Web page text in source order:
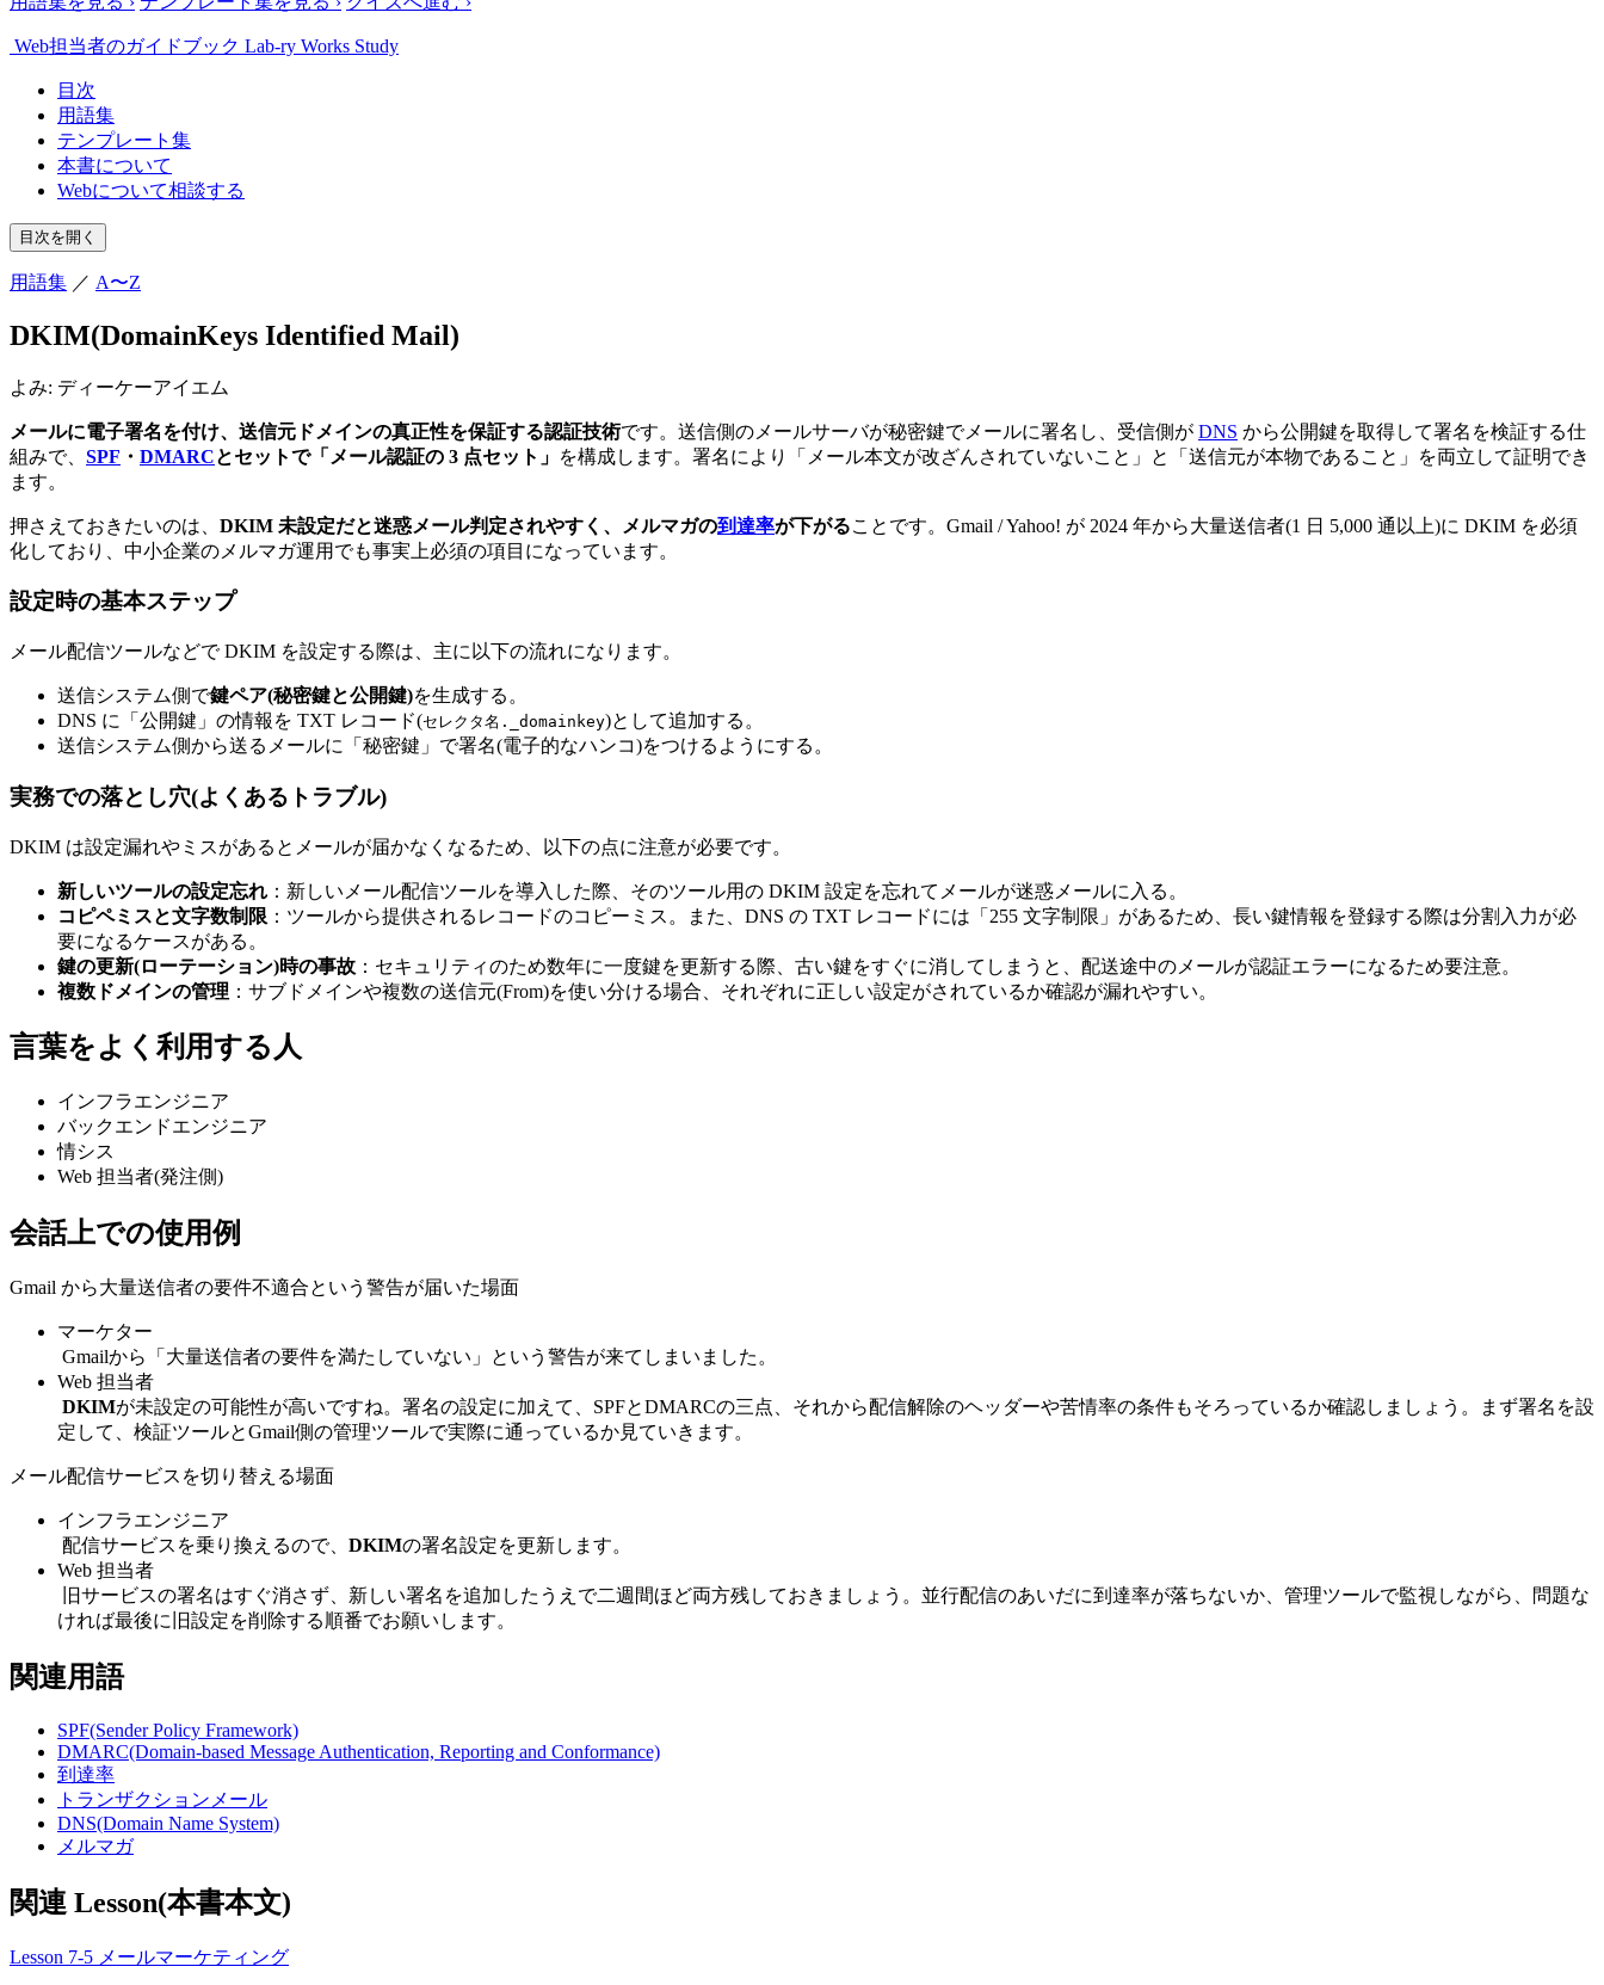
Web担当者のガイドブック Lab-ry Works Study
目次
用語集
テンプレート集
本書について
Webについて相談する
目次を開く
用語集 ／ A〜Z
DKIM(DomainKeys Identified Mail)
よみ: ディーケーアイエム
メールに電子署名を付け、送信元ドメインの真正性を保証する認証技術です。送信側のメールサーバが秘密鍵でメールに署名し、受信側が DNS から公開鍵を取得して署名を検証する仕
組みで、 SPF ・ DMARCとセットで「メール認証の 3 点セット」 を構成します。署名により「メール本文が改ざんされていないこと」と「送信元が本物であること」を両立して証明でき
ます。
押さえておきたいのは、 DKIM 未設定だと迷惑メール判定されやすく、メルマガの到達率が下がることです。Gmail / Yahoo! が 2024 年から大量送信者(1 日 5,000 通以上)に DKIM を必須
化しており、中小企業のメルマガ運用でも事実上必須の項目になっています。
設定時の基本ステップ
メール配信ツールなどで DKIM を設定する際は、主に以下の流れになります。
送信システム側で鍵ペア(秘密鍵と公開鍵)を生成する。
DNS に「公開鍵」の情報を TXT レコード(セレクタ名._domainkey)として追加する。
送信システム側から送るメールに「秘密鍵」で署名(電子的なハンコ)をつけるようにする。
実務での落とし穴(よくあるトラブル)
DKIM は設定漏れやミスがあるとメールが届かなくなるため、以下の点に注意が必要です。
新しいツールの設定忘れ ：新しいメール配信ツールを導入した際、そのツール用の DKIM 設定を忘れてメールが迷惑メールに入る。
コピペミスと文字数制限 ：ツールから提供されるレコードのコピーミス。また、DNS の TXT レコードには「255 文字制限」があるため、長い鍵情報を登録する際は分割入力が必
要になるケースがある。
鍵の更新(ローテーション)時の事故 ：セキュリティのため数年に一度鍵を更新する際、古い鍵をすぐに消してしまうと、配送途中のメールが認証エラーになるため要注意。
複数ドメインの管理 ：サブドメインや複数の送信元(From)を使い分ける場合、それぞれに正しい設定がされているか確認が漏れやすい。
言葉をよく利用する人
インフラエンジニア
バックエンドエンジニア
情シス
Web 担当者(発注側)
会話上での使用例
Gmail から大量送信者の要件不適合という警告が届いた場面
マーケター
Gmailから「大量送信者の要件を満たしていない」という警告が来てしまいました。
Web 担当者
DKIMが未設定の可能性が高いですね。署名の設定に加えて、SPFとDMARCの三点、それから配信解除のヘッダーや苦情率の条件もそろっているか確認しましょう。まず署名を設
定して、検証ツールとGmail側の管理ツールで実際に通っているか見ていきます。
メール配信サービスを切り替える場面
インフラエンジニア
配信サービスを乗り換えるので、 DKIMの署名設定を更新します。
Web 担当者
旧サービスの署名はすぐ消さず、新しい署名を追加したうえで二週間ほど両方残しておきましょう。並行配信のあいだに到達率が落ちないか、管理ツールで監視しながら、問題な
ければ最後に旧設定を削除する順番でお願いします。
関連用語
SPF(Sender Policy Framework)
DMARC(Domain-based Message Authentication, Reporting and Conformance)
到達率
トランザクションメール
DNS(Domain Name System)
メルマガ
関連 Lesson(本書本文)
Lesson 7-5 メールマーケティング